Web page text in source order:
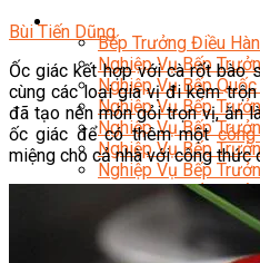
Đầu Bếp
Bếp Trưởng Điều
Nghiệp Vụ Bếp
Nghiệp Vụ Bếp Quốc
Nghiệp Vụ Bếp
Nghiệp Vụ Bếp
Nghiệp Vụ Bếp
Nghiệp Vụ Bếp
Nghiệp Vụ Bếp
Nghiệp Vụ Bếp Hàn
Nghiệp Vụ Bếp Thái
Nghiệp Vụ Bếp Chay
Bùi Tiến Dũng
Ốc giác kết hợp với cà rốt bào
cùng các loại gia vị đi kèm
đã tạo nên món gỏi trọn vị, ăn
ốc giác để có thêm một
miệng cho cả nhà với công